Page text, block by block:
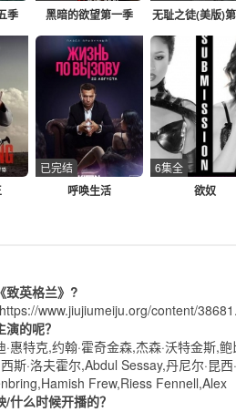
季 黑暗的欲望第一季 无耻之徒(美版)
呼唤生活
已完结
欲奴
6集全
致英格兰》?
https://www.jiujiumeiju.org/content/
的呢？
惠特克,约翰·霍奇金森,杰森·沃特金斯,
斯·洛夫霍尔,Abdul Sessay,丹尼尔·昆
Frew,Riess Fennell,Alex
什么时候开播的？